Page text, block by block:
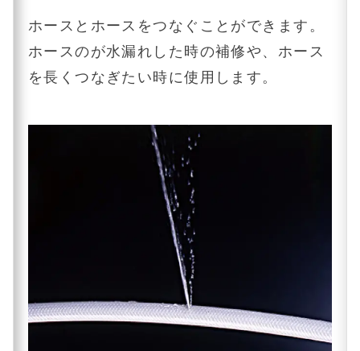
ホースとホースをつなぐことができます。
ホースのが水漏れした時の補修や、ホース
を長くつなぎたい時に使用します。